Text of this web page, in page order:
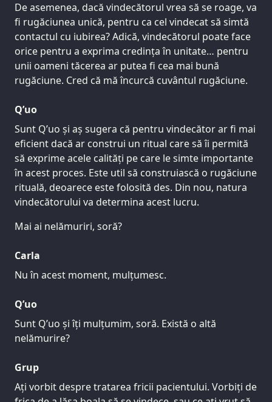
De asemenea, dacă vindecătorul vrea să se roage, va
fi rugăciunea unică, pentru ca cel vindecat să simtă
contactul cu iubirea? Adică, vindecătorul poate face
orice pentru a exprima credința în unitate… pentru
unii oameni tăcerea ar putea fi cea mai bună
rugăciune. Cred că mă încurcă cuvântul rugăciune.
Q’uo
Sunt Q’uo și aș sugera că pentru vindecător ar fi mai
eficient dacă ar construi un ritual care să îi permită
să exprime acele calități pe care le simte importante
în acest proces. Este util să construiască o rugăciune
rituală, deoarece este folosită des. Din nou, natura
vindecătorului va determina acest lucru.
Mai ai nelămuriri, soră?
Carla
Nu în acest moment, mulțumesc.
Q’uo
Sunt Q’uo și îți mulțumim, soră. Există o altă
nelămurire?
Grup
Ați vorbit despre tratarea fricii pacientului. Vorbiți de